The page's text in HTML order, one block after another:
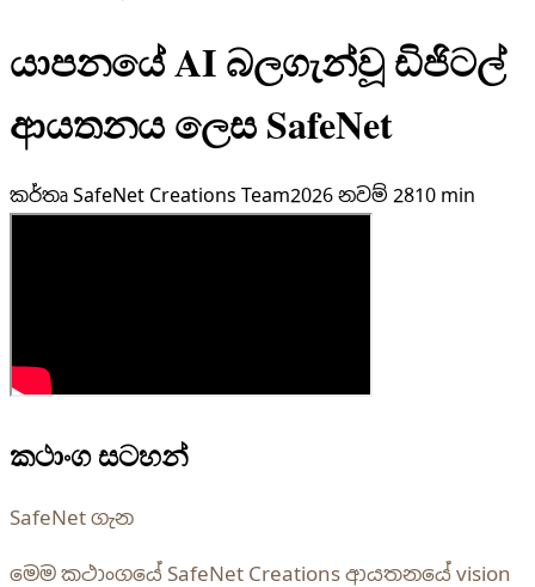
යාපනයේ AI බලගැන්වූ ඩිජිටල්
ආයතනය ලෙස SafeNet
කර්තෘ SafeNet Creations Team2026 නවම් 2810 min
කථාංග සටහන්
SafeNet ගැන
මෙම කථාංගයේ SafeNet Creations ආයතනයේ vision